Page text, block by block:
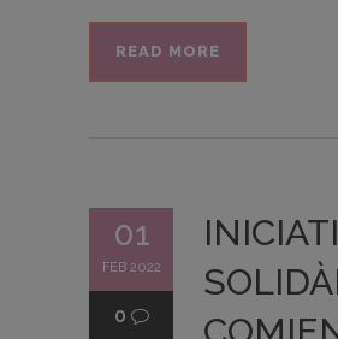
READ MORE
01
FEB 2022
0